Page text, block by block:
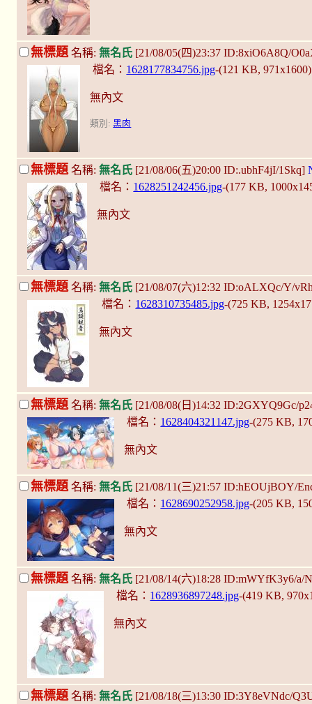
無標題 名稱: 無名氏 [21/08/05(四)23:37 ID:8xiO6A8Q/
檔名： 1628177834756.jpg-(121 KB,
無內文
類別:黑肉
無標題 名稱: 無名氏 [21/08/06(五)20:00 ID:.ubhF4jI/1Skq]
檔名： 1628251242456.jpg-(177 KB,
無內文
無標題名稱: 無名氏 [21/08/07(六)12:32 ID:oALXQc/Y/
檔名： 1628310735485.jpg-(725 KB,
無內文
無標題 名稱: 無名氏 [21/08/08(日)14:32 ID:2GXYQ9Gc/
檔名： 1628404321147.jpg-(275 KB,
無內文
無標題 名稱: 無名氏 [21/08/11(三)21:57 ID:hEOUjBOY/
檔名： 1628690252958.jpg-(205 KB,
無內文
無標題 名稱: 無名氏 [21/08/14(六)18:28 ID:mWYfK3y6/a/
檔名： 1628936897248.jpg-(419 KB,
無內文
無標題 名稱: 無名氏 [21/08/18(三)13:30 ID:3Y8eVNdc/